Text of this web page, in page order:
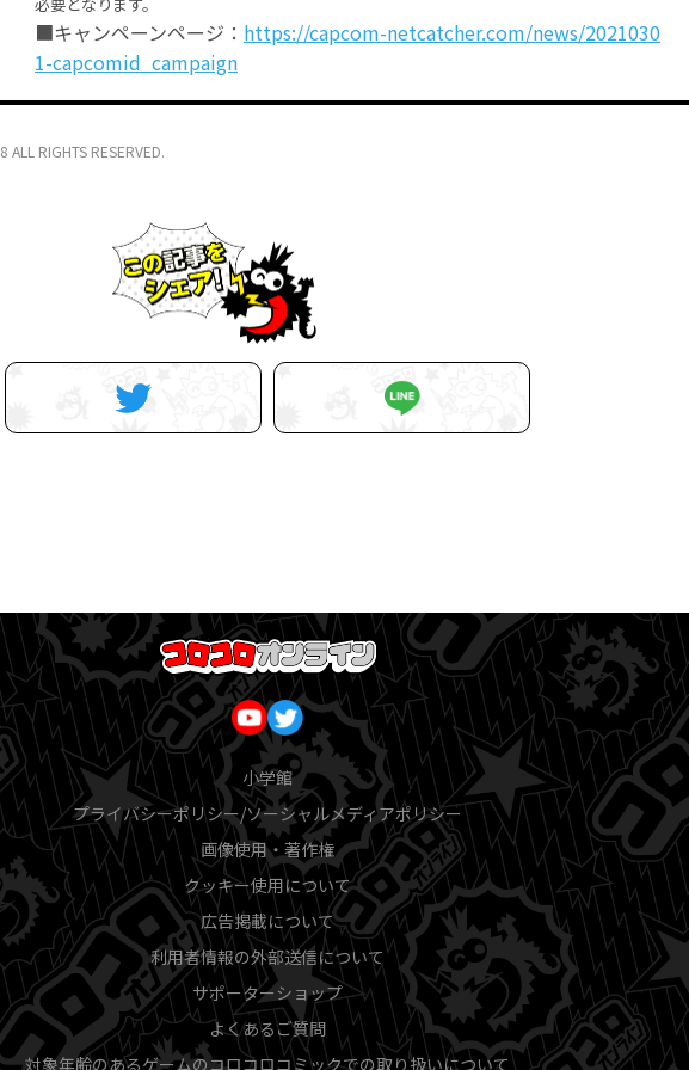
■キャンペーンページ： https://capcom-netcatcher.com/news/2021030
1-capcomid_campaign
RIGHTS RESERVED.
小学館
プライバシーポリシー/ソーシャルメディアポリシー
画像使用・著作権
クッキー使用について
広告掲載について
利用者情報の外部送信について
サポーターショップ
よくあるご質問
対象年齢のあるゲームのコロコロコミックでの取り扱いについて